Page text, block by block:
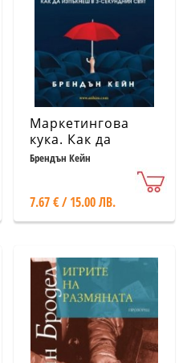
Маркетингова
кука. Как да
изпъкнеш в 3-
Брендън Кейн
7.67 € / 15.00 ЛВ.